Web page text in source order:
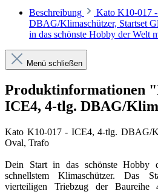
Beschreibung
Kato K10-017
DBAG/Klimaschützer, Startset
in das schönste Hobby der Welt
Menü schließen
Produktinformationen
ICE4, 4-tlg. DBAG/
Kato K10-017 - ICE4, 4-tlg. DBAG/
Oval, Trafo
Dein Start in das schönste Hobby
schnellstem Klimaschützer. Das
vierteiligen Triebzug der